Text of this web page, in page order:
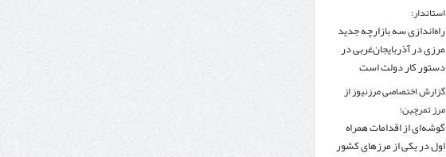
استاندار:
راه‌اندازی سه بازارچه جدید
مرزی در آذربایجان‌غربی در
دستور کار دولت است
گزارش اختصاصی مرزنیوز از
مرز تمرچین؛
گوشه‌ای از اقدامات همراه
اول در یکی از مرزهای کشور